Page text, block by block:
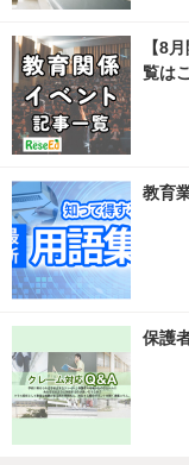
【8
覧は
教育
保護